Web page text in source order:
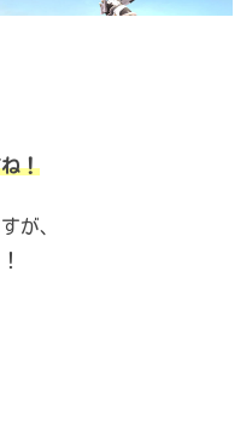
！
が、